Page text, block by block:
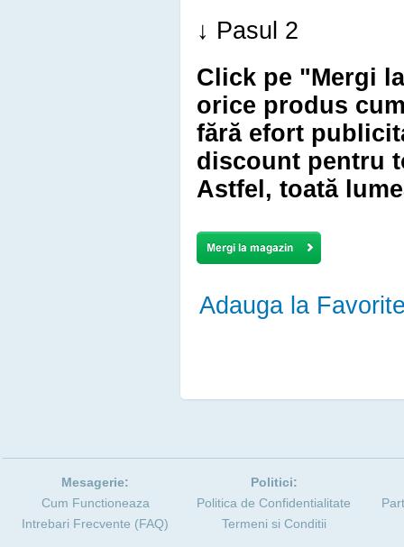
↓ Pasul 2
Click pe "Mergi
orice produs
fără efort
discount pentru
Astfel, toată
Adauga la
Mesagerie:
Cum Functioneaza
Intrebari Frecvente (FAQ)
Politici:
Politica de Confidentialitate
Termeni si Conditii